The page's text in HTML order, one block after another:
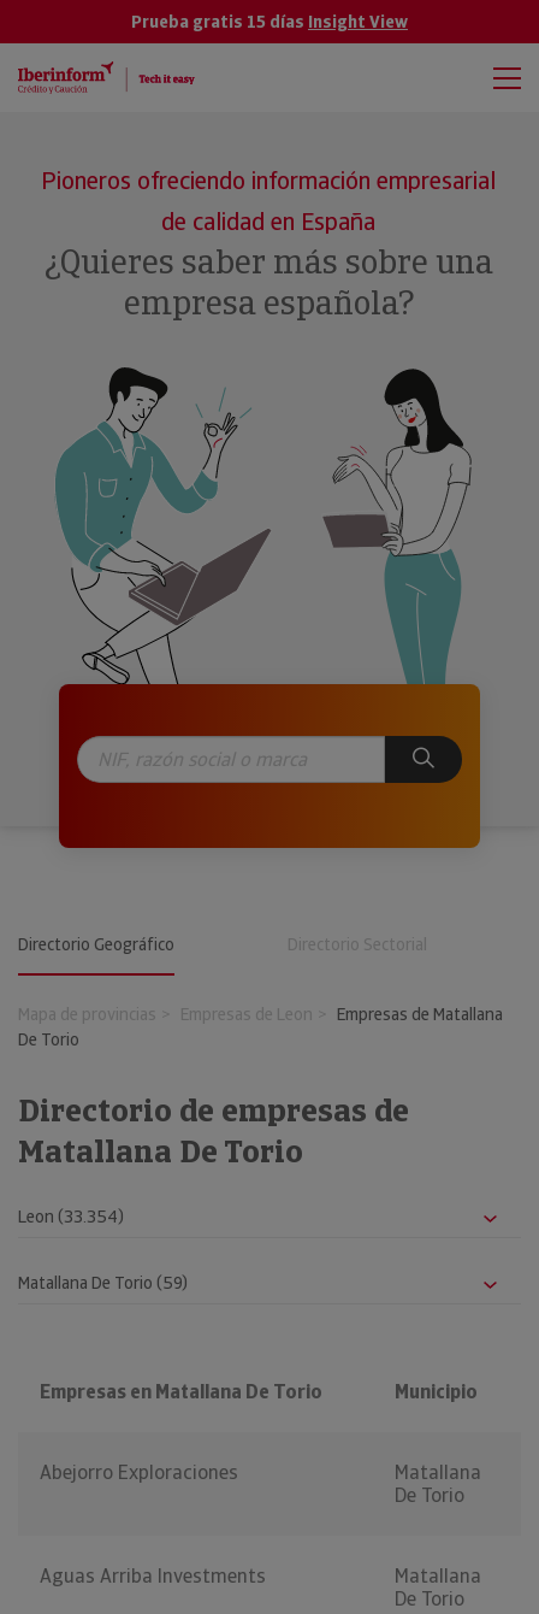
Prueba gratis 15 días Insight View
Pioneros ofreciendo información empresarial
de calidad en España
¿Quieres saber más sobre una
empresa española?
Directorio Geográfico Directorio Sectorial
Mapa de provincias Empresas de Leon
Empresas de Matallana
De Torio
Directorio de empresas de
Matallana De Torio
Empresas en Matallana De Torio Municipio
Abejorro Exploraciones
Matallana
De Torio
Aguas Arriba Investments
Matallana
De Torio